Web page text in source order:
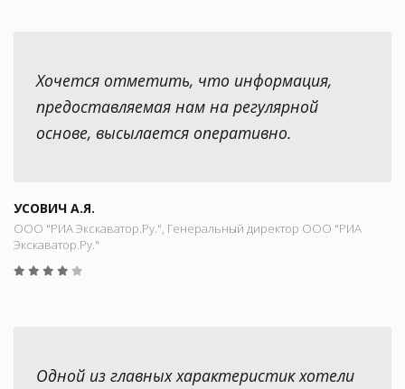
Хочется отметить, что информация,
предоставляемая нам на регулярной
основе, высылается оперативно.
УСОВИЧ А.Я.
ООО "РИА Экскаватор.Ру.", Генеральный директор ООО "РИА
Экскаватор.Ру."
Одной из главных характеристик хотели